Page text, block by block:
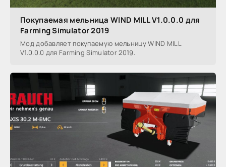
Покупаемая мельница WIND MILL V1.0.0.0 для
Farming Simulator 2019
Мод добавляет покупаемую мельницу WIND MILL
V1.0.0.0 для Farming Simulator 2019.